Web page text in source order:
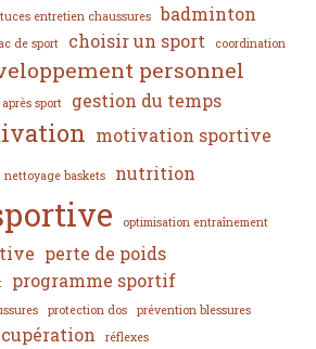
entretien chaussures badminton
de sport choisir un sport coordination
personnel
sport gestion du temps
motivation sportive
nettoyage baskets nutrition
optimisation entraînement
perte de poids
programme sportif
protection dos
prévention blessures
réflexes